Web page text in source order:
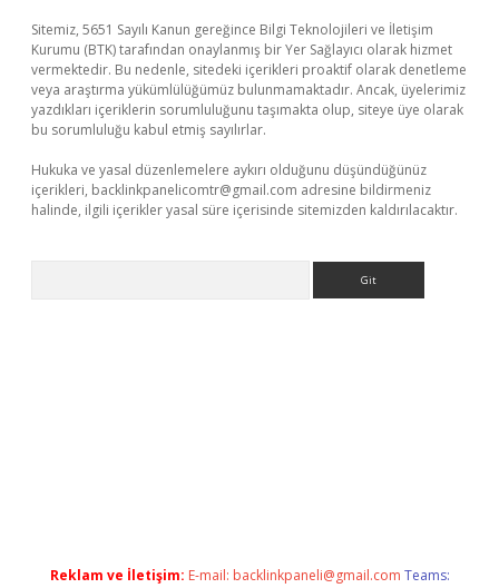
Sitemiz, 5651 Sayılı Kanun gereğince Bilgi Teknolojileri ve İletişim
Kurumu (BTK) tarafından onaylanmış bir Yer Sağlayıcı olarak hizmet
vermektedir. Bu nedenle, sitedeki içerikleri proaktif olarak denetleme
veya araştırma yükümlülüğümüz bulunmamaktadır. Ancak, üyelerimiz
yazdıkları içeriklerin sorumluluğunu taşımakta olup, siteye üye olarak
bu sorumluluğu kabul etmiş sayılırlar.
Hukuka ve yasal düzenlemelere aykırı olduğunu düşündüğünüz
içerikleri, backlinkpanelicomtr@gmail.com adresine bildirmeniz
halinde, ilgili içerikler yasal süre içerisinde sitemizden kaldırılacaktır.
Reklam ve İletişim: E-mail: backlinkpaneli@gmail.com Teams: